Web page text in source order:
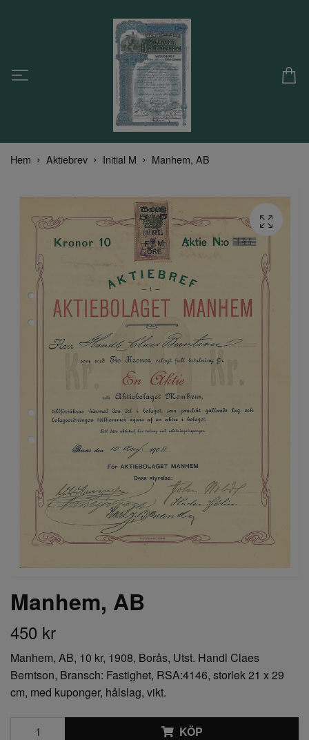
Hem Aktiebrev Initial M Manhem, AB
Manhem, AB
450 kr
Manhem, AB, 10 kr, 1908, Borås, Utst. Handl Claes
Berntson, Bransch: Fastighet, RSA:4146, storlek 21 x 29
cm, med kuponger, hålslag, vikt.
KÖP